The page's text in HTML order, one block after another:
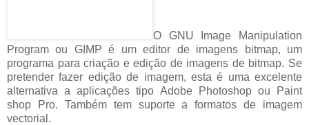
O GNU Image Manipulation
Program ou GIMP é um editor de imagens bitmap, um
programa para criação e edição de imagens de bitmap. Se
pretender fazer edição de imagem, esta é uma excelente
alternativa a aplicações tipo Adobe Photoshop ou Paint
shop Pro. Também tem suporte a formatos de imagem
vectorial.